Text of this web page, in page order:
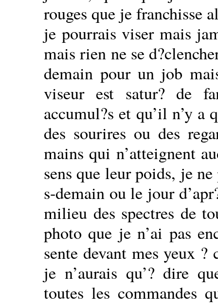
rouges que je franchisse
je pourrais viser mais
mais rien ne se
demain pour un job
viseur est satur? de
accumul?s et qu’il n’y a
des sourires ou des
mains qui n’atteignent
sens que leur poids, je
s-demain ou le jour
milieu des spectres de
photo que je n’ai pas
sente devant mes yeux
je n’aurais qu’? dire
toutes les commandes